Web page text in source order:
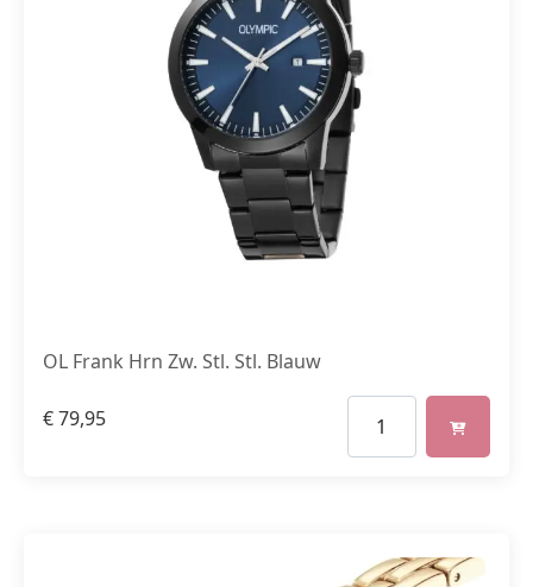
OL Frank Hrn Zw. Stl. Stl. Blauw
€79,95